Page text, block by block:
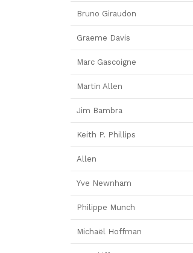
Bruno Giraudon
Graeme Davis
Marc Gascoigne
Martin Allen
Jim Bambra
Keith P. Phillips
Allen
Yve Newnham
Philippe Munch
Michaël Hoffman